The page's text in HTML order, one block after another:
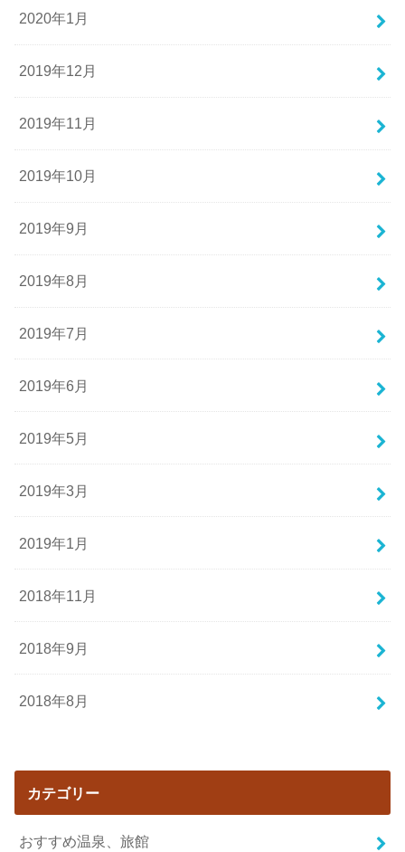
2020年1月
2019年12月
2019年11月
2019年10月
2019年9月
2019年8月
2019年7月
2019年6月
2019年5月
2019年3月
2019年1月
2018年11月
2018年9月
2018年8月
カテゴリー
おすすめ温泉、旅館